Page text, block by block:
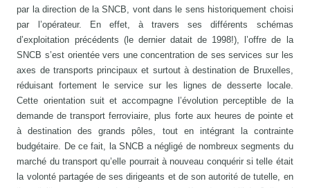
par la direction de la SNCB, vont dans le sens historiquement choisi
par l’opérateur. En effet, à travers ses différents schémas
d’exploitation précédents (le dernier datait de 1998!), l’offre de la
SNCB s’est orientée vers une concentration de ses services sur les
axes de transports principaux et surtout à destination de Bruxelles,
réduisant fortement le service sur les lignes de desserte locale.
Cette orientation suit et accompagne l’évolution perceptible de la
demande de transport ferroviaire, plus forte aux heures de pointe et
à destination des grands pôles, tout en intégrant la contrainte
budgétaire. De ce fait, la SNCB a négligé de nombreux segments du
marché du transport qu’elle pourrait à nouveau conquérir si telle était
la volonté partagée de ses dirigeants et de son autorité de tutelle, en